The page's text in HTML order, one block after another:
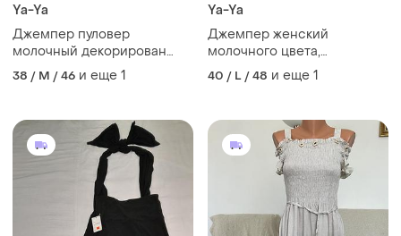
Ya-Ya
Джемпер пуловер
молочный декорирован
кружевом широтки рукава
размер m l недорого
38 / M / 46 и еще 1
Ya-Ya
Джемпер женский
молочного цвета,
декорирован
кружевом,широкие рукава,
40 / L / 48 и еще 1